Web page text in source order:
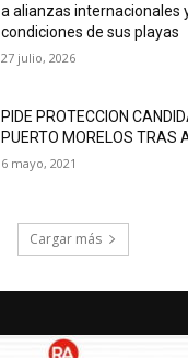
a alianzas internacionales
condiciones de sus playas
27 julio, 2026
PIDE PROTECCION
PUERTO MORELOS TRAS
6 mayo, 2021
Cargar más